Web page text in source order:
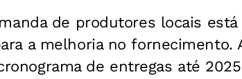
de produtores locais está
a melhoria no fornecimento.
de entregas até